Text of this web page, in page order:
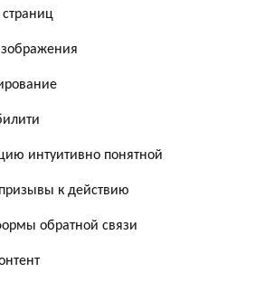
страниц
интуитивно понятной
к действию
обратной связи